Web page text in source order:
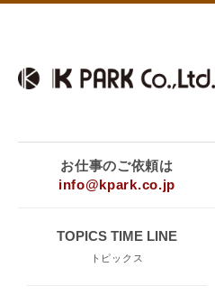
お仕事のご依頼は
info@kpark.co.jp
TOPICS TIME LINE
トピックス